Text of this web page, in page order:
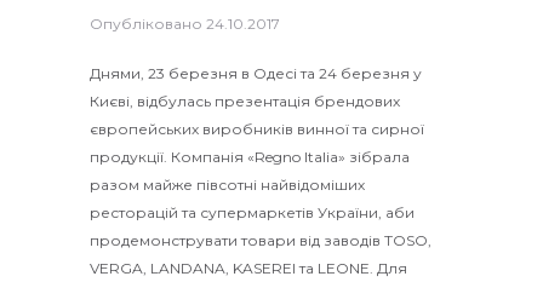
Опубліковано 24.10.2017
Днями, 23 березня в Одесі та 24 березня у
Києві, відбулась презентація брендових
європейських виробників винної та сирної
продукції. Компанія «Regno Italia» зібрала
разом майже півсотні найвідоміших
ресторацій та супермаркетів України, аби
продемонструвати товари від заводів TOSO,
VERGA, LANDANA, KASEREI та LEONE. Для